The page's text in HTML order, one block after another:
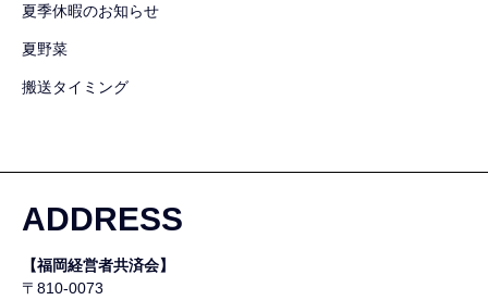
夏季休暇のお知らせ
夏野菜
搬送タイミング
ADDRESS
【福岡経営者共済会】
〒810-0073